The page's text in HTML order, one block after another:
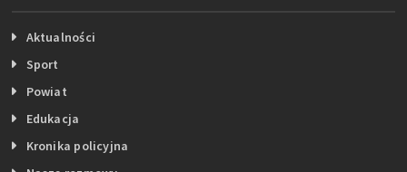
Aktualności
Sport
Powiat
Edukacja
Kronika policyjna